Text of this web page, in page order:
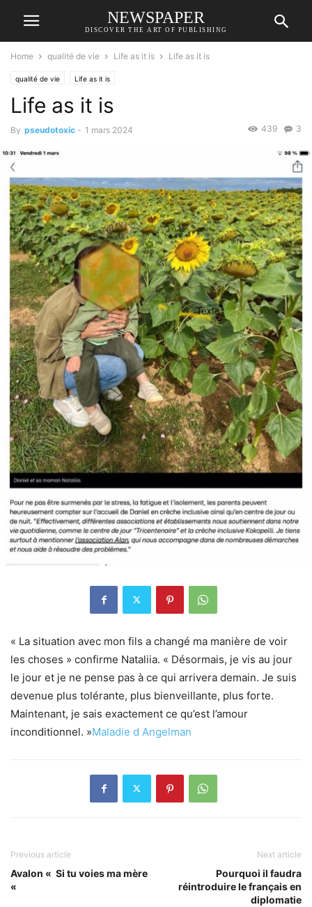
NEWSPAPER
DISCOVER THE ART OF PUBLISHING
Home qualité de vie Life as it is Life as it is
qualité de vie Life as it is
Life as it is
By pseudotoxic - 1 mars 2024 3
439
« La situation avec mon fils a changé ma manière de voir
les choses » confirme Nataliia. « Désormais, je vis au jour
le jour et je ne pense pas à ce qui arrivera demain. Je suis
devenue plus tolérante, plus bienveillante, plus forte.
Maintenant, je sais exactement ce qu’est l’amour
inconditionnel. »Maladie d Angelman
Previous article
Avalon « Si tu voies ma mère
«
Next article
Pourquoi il faudra
réintroduire le français en
diplomatie